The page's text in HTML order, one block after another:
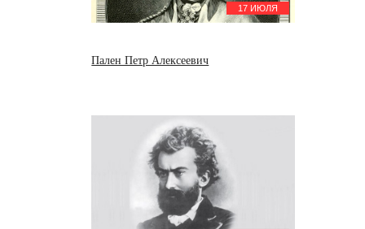
17 ИЮЛЯ
Пален Петр Алексеевич